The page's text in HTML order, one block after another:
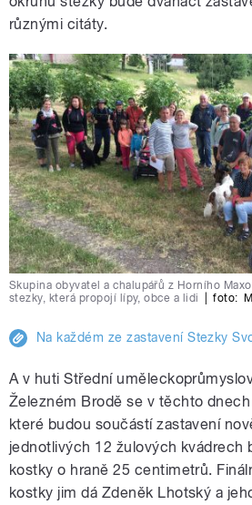
různými citáty.
Skupina obyvatel a chalupářů z Horního
stezky, která propojí lípy, obce a lidi
foto:
Na každém ze zastavení Stezky
A v huti Střední
Železném Brodě se v těchto
které budou součástí zastavení
jednotlivých 12 žulových kvádrech
kostky o hraně 25 centimetrů.
kostky jim dá Zdeněk Lhotský a